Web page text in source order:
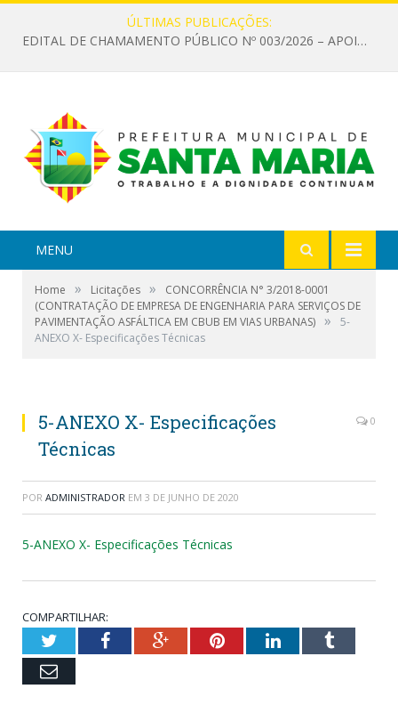
ÚLTIMAS PUBLICAÇÕES:
EDITAL DE CHAMAMENTO PÚBLICO Nº 003/2026 – APOIO À INFRAESTRUTURA CULTURAL
MENU
Home » Licitações »
CONCORRÊNCIA N° 3/2018-0001
(CONTRATAÇÃO DE EMPRESA DE ENGENHARIA PARA SERVIÇOS DE
PAVIMENTAÇÃO ASFÁLTICA EM CBUB EM VIAS URBANAS) »
5-
ANEXO X- Especificações Técnicas
5-ANEXO X- Especificações
Técnicas
0
POR ADMINISTRADOR EM 3 DE JUNHO DE 2020
5-ANEXO X- Especificações Técnicas
COMPARTILHAR:
TwitterFacebookGoogle+PinterestLinkedInTumblr
Email